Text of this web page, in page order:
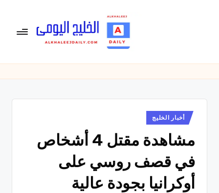
خ
يو
ى
متابعة
الرياضية
والسياسية
والاقتصادية.
نُشر
في
أخبار الخليج
مشاهدة مقتل 4 أشخاص
في قصف روسي على
أوكرانيا بجودة عالية